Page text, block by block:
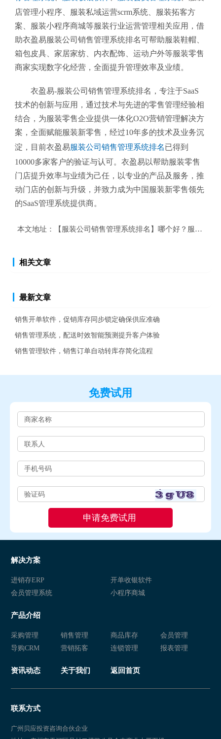
店管理小程序、服装私域运营scrm系统、服装拓客方
案、服装小程序商城等服装行业运营管理相关应用，借
助衣盈易服装公司销售管理系统排名可帮助服装鞋帽、
箱包皮具、家居家纺、内衣配饰、运动户外等服装零售
商家实现数字化经营，全面提升管理效率及业绩。
衣盈易-服装公司销售管理系统排名 ，专注于SaaS
技术的创新与应用，通过技术与先进的零售管理经验相
结合，为服装零售企业提供一体化O2O营销管理解决方
案，全面赋能服装新零售，经过10年多的技术及业务沉
淀，目前衣盈易服装公司销售管理系统排名已得到
10000多家客户的验证与认可。衣盈易以帮助服装零售
门店提升效率与业绩为己任，以专业的产品及服务，推
动门店的创新与升级，并致力成为中国服装新零售领先
的SaaS管理系统提供商。
本文地址： 【服装公司销售管理系统排名】哪个好？服装公
相关文章
最新文章
销售开单软件，促销库存同步锁定确保供应准确
销售管理系统，配送时效智能预测提升客户体验
销售管理软件，销售订单自动转库存简化流程
免费试用
解决方案
进销存ERP
开单收银软件
会员管理系统
小程序商城
产品介绍
采购管理 销售管理 商品库存
会员管理
导购CRM
营销拓客 连锁管理 报表管理
资讯动态 关于我们 返回首页
联系方式
广州贝应投资咨询合伙企业